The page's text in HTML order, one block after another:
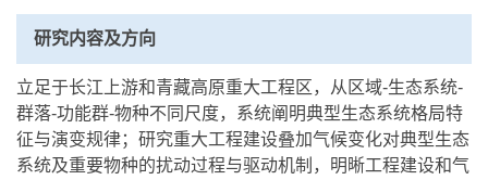
研究内容及方向
立足于长江上游和青藏高原重大工程区，从区域-生态系统-
群落-功能群-物种不同尺度，系统阐明典型生态系统格局特
征与演变规律；研究重大工程建设叠加气候变化对典型生态
系统及重要物种的扰动过程与驱动机制，明晰工程建设和气